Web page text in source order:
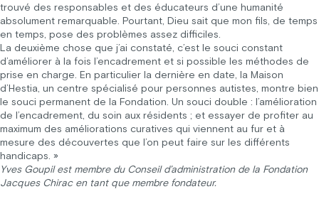
trouvé des responsables et des éducateurs d’une humanité
absolument remarquable. Pourtant, Dieu sait que mon fils, de temps
en temps, pose des problèmes assez difficiles.
La deuxième chose que j’ai constaté, c’est le souci constant
d’améliorer à la fois l’encadrement et si possible les méthodes de
prise en charge. En particulier la dernière en date, la Maison
d’Hestia, un centre spécialisé pour personnes autistes, montre bien
le souci permanent de la Fondation. Un souci double : l’amélioration
de l’encadrement, du soin aux résidents ; et essayer de profiter au
maximum des améliorations curatives qui viennent au fur et à
mesure des découvertes que l’on peut faire sur les différents
handicaps. »
Yves Goupil est membre du Conseil d’administration de la Fondation
Jacques Chirac en tant que membre fondateur.